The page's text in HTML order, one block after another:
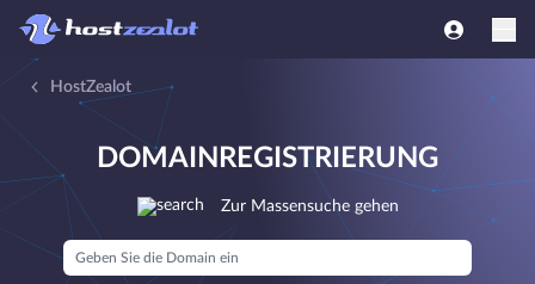
HostZealot
DOMAINREGISTRIERUNG
Zur Massensuche gehen